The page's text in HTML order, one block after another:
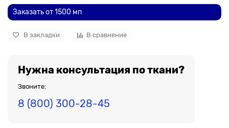
Заказать от 1500 мп
В закладки В сравнение
Нужна консультация по ткани?
Звоните:
8 (800) 300-28-45